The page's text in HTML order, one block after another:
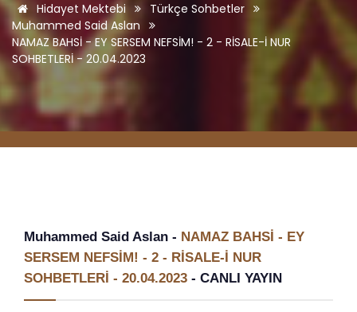
Hidayet Mektebi
Türkçe Sohbetler
Muhammed Said Aslan
NAMAZ BAHSİ - EY SERSEM NEFSİM! - 2 - RİSALE-İ NUR
SOHBETLERİ - 20.04.2023
Muhammed Said Aslan - NAMAZ BAHSİ - EY
SERSEM NEFSİM! - 2 - RİSALE-İ NUR
SOHBETLERİ - 20.04.2023 - CANLI YAYIN